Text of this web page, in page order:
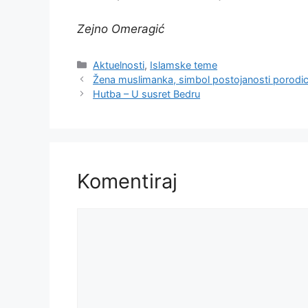
Zejno Omeragić
Kategorije
Aktuelnosti, Islamske teme
Žena muslimanka, simbol postojanosti
Hutba – U susret Bedru
Komentiraj